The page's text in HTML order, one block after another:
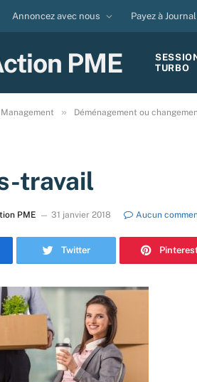
Annoncez avec nous Payez à
TURBO
» Déménagement ou
travail
PME 31 janvier 2018 Aucun
Twitter